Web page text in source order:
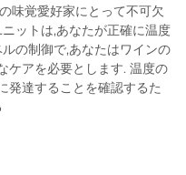
味覚愛好家にとって不可欠
ットは,あなたが正確に温度
の制御で,あなたはワインの
ケアを必要とします. 温度の
発達することを確認するた